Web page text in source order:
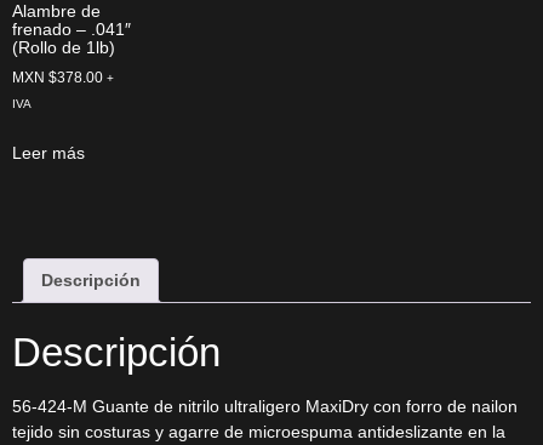
Alambre de
frenado – .041″
(Rollo de 1lb)
MXN $378.00 +
IVA
Leer más
Descripción
Descripción
56-424-M Guante de nitrilo ultraligero MaxiDry con forro de nailon
tejido sin costuras y agarre de microespuma antideslizante en la